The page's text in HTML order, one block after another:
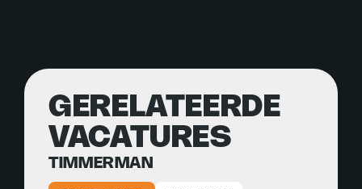
GERELATEERDE
VACATURES
TIMMERMAN